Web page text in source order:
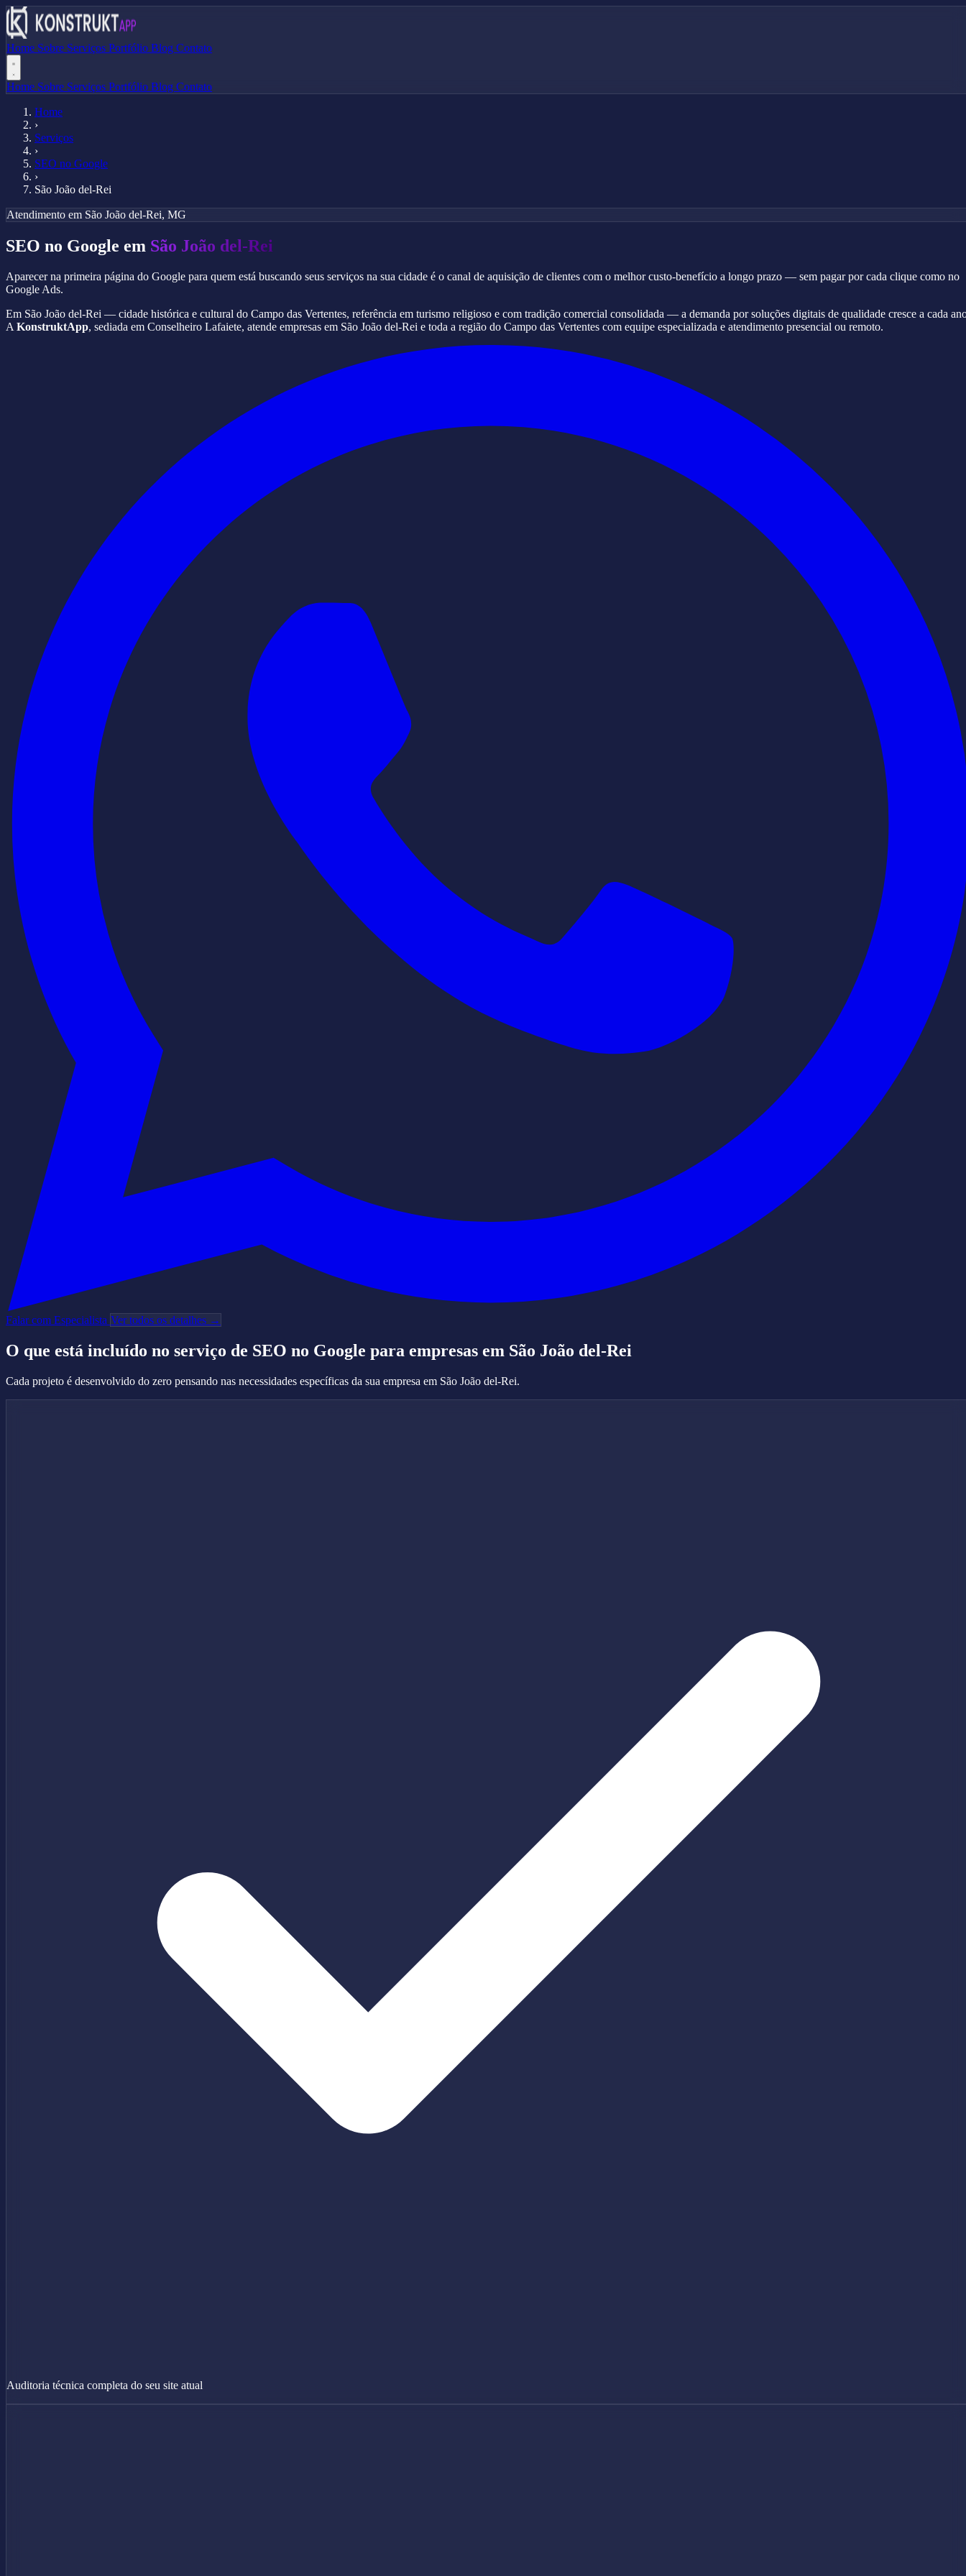
Home Sobre Serviços Portfólio Blog Contato
Home Sobre Serviços Portfólio Blog Contato
Home
›
Serviços
›
SEO no Google
›
São João del-Rei
Atendimento em São João del-Rei, MG
SEO no Google em São João del-Rei
Aparecer na primeira página do Google para quem está buscando seus serviços na sua cidade é o canal de aquisição de clientes com o melhor custo-benefício a longo prazo — sem pagar por cada clique como no
Google Ads.
Em São João del-Rei — cidade histórica e cultural do Campo das Vertentes, referência em turismo religioso e com tradição comercial consolidada — a demanda por soluções digitais de qualidade cresce a cada
A KonstruktApp, sediada em Conselheiro Lafaiete, atende empresas em São João del-Rei e toda a região do Campo das Vertentes com equipe especializada e atendimento presencial ou remoto.
Falar com Especialista Ver todos os detalhes →